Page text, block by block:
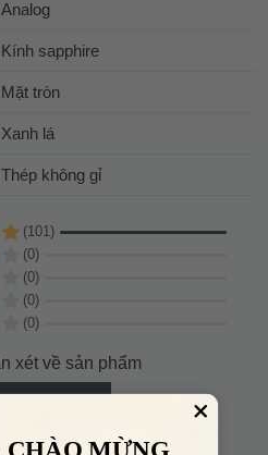
Analog
Kính sapphire
Mặt tròn
Xanh lá
Thép không gỉ
(101)
(0)
(0)
(0)
(0)
xét về sản phẩm
CHÀO MỪNG